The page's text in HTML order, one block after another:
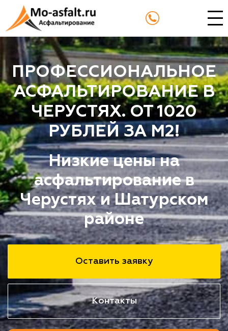
ПРОФЕССИОНАЛЬНОЕ
АСФАЛЬТИРОВАНИЕ В
ЧЕРУСТЯХ. ОТ 1020
РУБЛЕЙ ЗА М2!
Низкие цены на
асфальтирование в
Черустях и Шатурском
районе
Оставить заявку
Контакты